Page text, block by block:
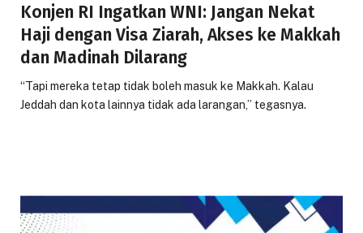
Konjen RI Ingatkan WNI: Jangan Nekat
Haji dengan Visa Ziarah, Akses ke Makkah
dan Madinah Dilarang
“Tapi mereka tetap tidak boleh masuk ke Makkah. Kalau
Jeddah dan kota lainnya tidak ada larangan,” tegasnya.